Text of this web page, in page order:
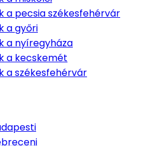
a pecsia székesfehérvár
a győri
a nyíregyháza
a kecskemét
a székesfehérvár